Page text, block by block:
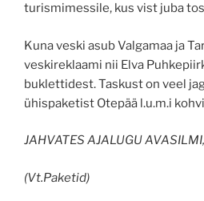
turismimessile, kus vist juba
Kuna veski asub Valgamaa ja
veskireklaami nii Elva
buklettidest. Taskust on veel
ühispaketist Otepää l.u.m.i
JAHVATES AJALUGU
(Vt.Paketid)